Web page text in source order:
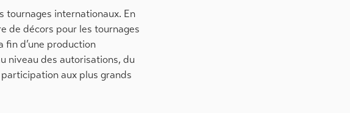
tournages internationaux. En
de décors pour les tournages
fin d’une production
niveau des autorisations, du
aux plus grands